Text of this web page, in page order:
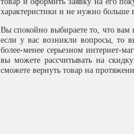
характеристики и не нужно больше
Вы спокойно выбираете то, что вам
если у вас возникли вопросы, то
более-менее серьезном интернет-
вы можете рассчитывать на
сможете вернуть товар на